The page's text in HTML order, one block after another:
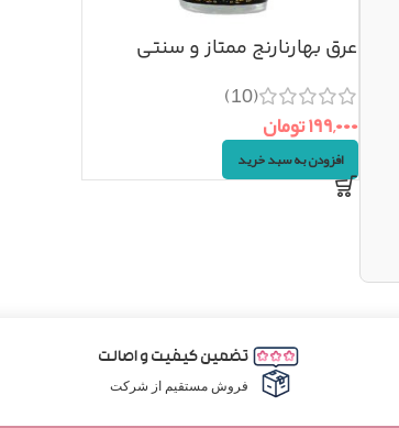
عرق بهارنارنج ممتاز و سنتی
(10)
۱۹۹,۰۰۰تومان
افزودن به سبد خرید
تضمین کیفیت و اصالت
فروش مستقیم از شرکت